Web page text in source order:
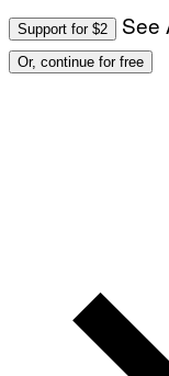
Support for $2 See
Or, continue for free